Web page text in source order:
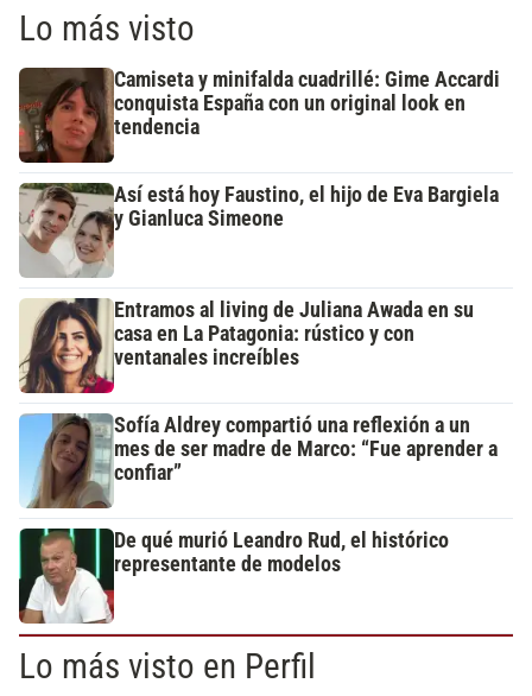
Lo más visto
Camiseta y minifalda cuadrillé: Gime Accardi
conquista España con un original look en
tendencia
Así está hoy Faustino, el hijo de Eva Bargiela
y Gianluca Simeone
Entramos al living de Juliana Awada en su
casa en La Patagonia: rústico y con
ventanales increíbles
Sofía Aldrey compartió una reflexión a un
mes de ser madre de Marco: “Fue aprender a
confiar”
De qué murió Leandro Rud, el histórico
representante de modelos
Lo más visto en Perfil